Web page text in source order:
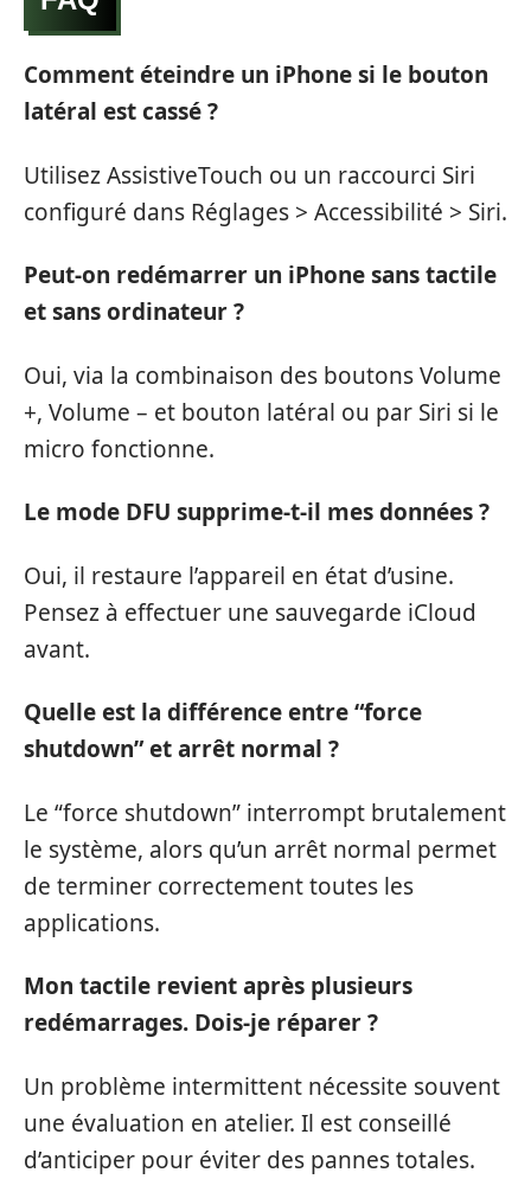
Comment éteindre un iPhone si le bouton
latéral est cassé ?
Utilisez AssistiveTouch ou un raccourci Siri
configuré dans Réglages > Accessibilité > Siri.
Peut-on redémarrer un iPhone sans tactile
et sans ordinateur ?
Oui, via la combinaison des boutons Volume
+, Volume – et bouton latéral ou par Siri si le
micro fonctionne.
Le mode DFU supprime-t-il mes données ?
Oui, il restaure l’appareil en état d’usine.
Pensez à effectuer une sauvegarde iCloud
avant.
Quelle est la différence entre “force
shutdown” et arrêt normal ?
Le “force shutdown” interrompt brutalement
le système, alors qu’un arrêt normal permet
de terminer correctement toutes les
applications.
Mon tactile revient après plusieurs
redémarrages. Dois-je réparer ?
Un problème intermittent nécessite souvent
une évaluation en atelier. Il est conseillé
d’anticiper pour éviter des pannes totales.